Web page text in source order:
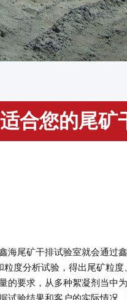
合您的尾矿
海尾矿干排试验室就会通过
度分析试验，得出尾矿粒
的要求，从多种絮凝剂当中
试验结果和客户的实际情况